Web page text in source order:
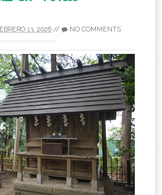
13, 2026 // NO COMMENTS